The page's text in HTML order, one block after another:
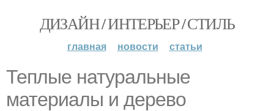
ДИЗАЙН / ИНТЕРЬЕР / СТИЛЬ
главная новости статьи
Теплые натуральные
материалы и дерево